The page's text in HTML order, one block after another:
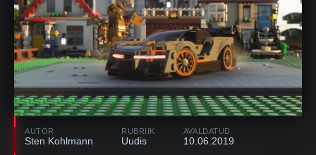
AUTOR
Sten Kohlmann
RUBRIIK
Uudis
AVALDATUD
10.06.2019